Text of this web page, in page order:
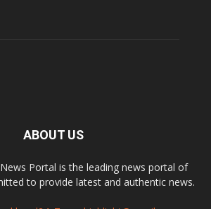
ABOUT US
Portal is the leading news portal of
to provide latest and authentic news.